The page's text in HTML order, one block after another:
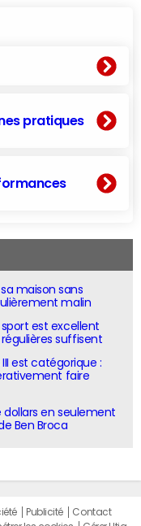
pratiques
maison sans
malin
sport est excellent
suffisent
III est catégorique :
faire
dollars en seulement
Ben Broca
Publicité
Contact